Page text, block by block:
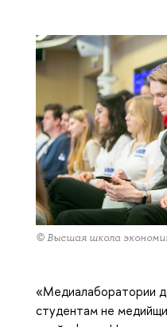
© Высшая школа
«Медиалаборатории
студентам не